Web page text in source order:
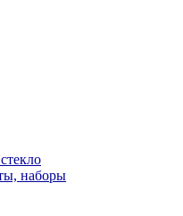
наборы